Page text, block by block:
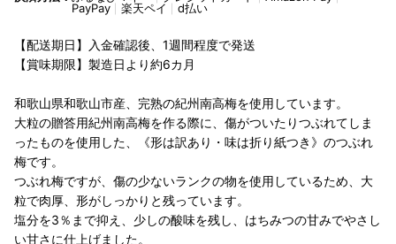
PayPay
楽天ペイ d払い
【配送期日】入金確認後、1週間程度で発送
【賞味期限】製造日より約6カ月
和歌山県和歌山市産、完熟の紀州南高梅を使用しています。
大粒の贈答用紀州南高梅を作る際に、傷がついたりつぶれてしま
ったものを使用した、《形は訳あり・味は折り紙つき》のつぶれ
梅です。
つぶれ梅ですが、傷の少ないランクの物を使用しているため、大
粒で肉厚、形がしっかりと残っています。
塩分を3％まで抑え、少しの酸味を残し、はちみつの甘みでやさし
い甘さに仕上げました。